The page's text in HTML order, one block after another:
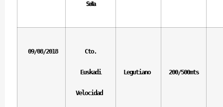
Sella
09/08/2018 Cto.
Euskadi
Velocidad
Legutiano 200/500mts